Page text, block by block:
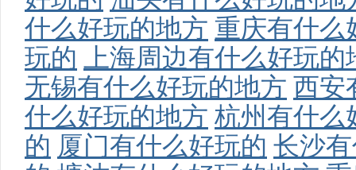
什么好玩的地方 重庆有什么
玩的
上海周边有什么好玩的
无锡有什么好玩的地方 西安
什么好玩的地方 杭州有什么
的 厦门有什么好玩的 长沙